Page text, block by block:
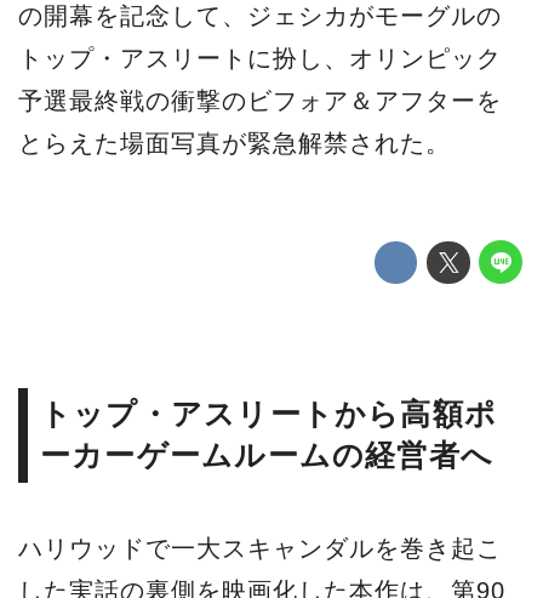
の開幕を記念して、ジェシカがモーグルの
トップ・アスリートに扮し、オリンピック
予選最終戦の衝撃のビフォア＆アフターを
とらえた場面写真が緊急解禁された。
トップ・アスリートから高額ポ
ーカーゲームルームの経営者へ
ハリウッドで一大スキャンダルを巻き起こ
した実話の裏側を映画化した本作は、第90